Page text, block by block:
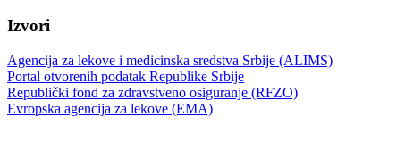
Izvori
Agencija za lekove i medicinska sredstva Srbije (ALIMS)
Portal otvorenih podatak Republike Srbije
Republički fond za zdravstveno osiguranje (RFZO)
Evropska agencija za lekove (EMA)